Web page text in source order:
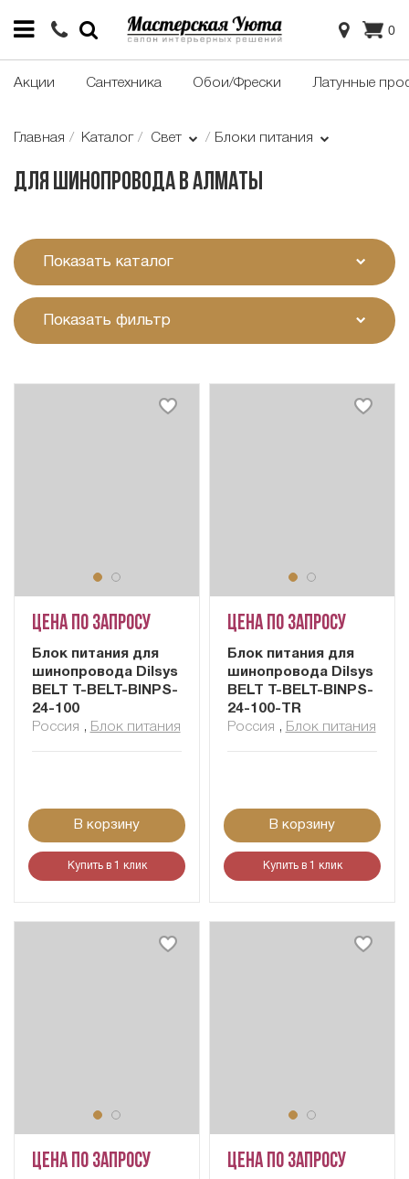
0
Акции Сантехника Обои/Фрески Латунные
Главная Каталог Свет Блоки питания
Для шинопровода в Алматы
Показать каталог
Показать фильтр
Цена по запросу
Блок питания для
шинопровода Dilsys
BELT T-BELT-BINPS-
24-100
Россия , Блок питания
В корзину
Купить в 1 клик
Цена по запросу
Блок питания для
шинопровода Dilsys
BELT T-BELT-BINPS-
24-100-TR
Россия , Блок питания
В корзину
Купить в 1 клик
Цена по запросу Цена по запросу